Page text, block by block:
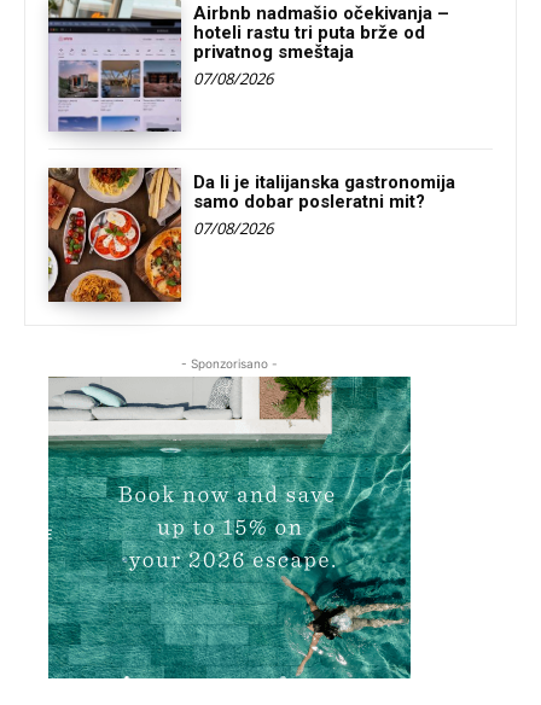
Airbnb nadmašio očekivanja –
hoteli rastu tri puta brže od
privatnog smeštaja
07/08/2026
Da li je italijanska gastronomija
samo dobar posleratni mit?
07/08/2026
- Sponzorisano -